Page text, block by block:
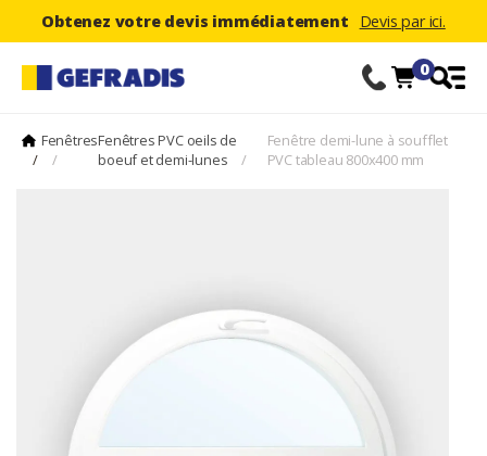
Obtenez votre devis immédiatement Devis par ici.
0
/
Fenêtres
/
Fenêtres PVC oeils de
boeuf et demi-lunes
/
Fenêtre demi-lune à soufflet
PVC tableau 800x400 mm